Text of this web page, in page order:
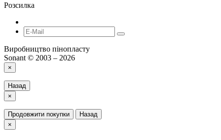
Розсилка
Виробництво пінопласту
Sonant © 2003 – 2026
×
Назад
×
Продовжити покупки
Назад
×